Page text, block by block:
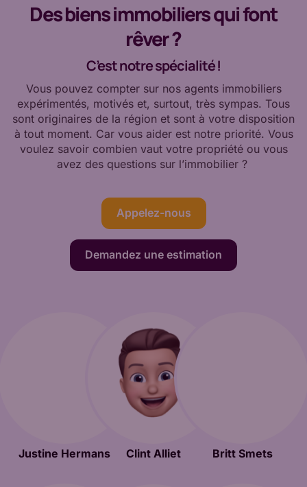
Des biens immobiliers qui font
rêver ?
C’est notre spécialité !
Vous pouvez compter sur nos agents immobiliers
expérimentés, motivés et, surtout, très sympas. Tous
sont originaires de la région et sont à votre disposition
à tout moment. Car vous aider est notre priorité. Vous
voulez savoir combien vaut votre propriété ou vous
avez des questions sur l’immobilier ?
Appelez-nous
Demandez une estimation
Britt Smets
Clint Alliet
Justine Hermans